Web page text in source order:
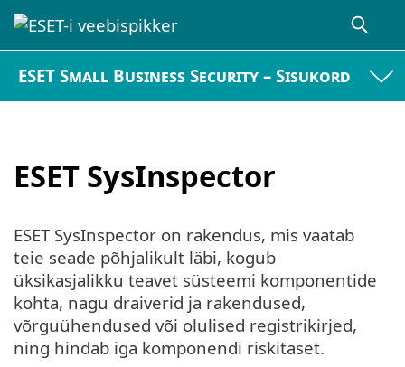
ESET Small Business Security – Sisukord
ESET SysInspector
ESET SysInspector on rakendus, mis vaatab
teie seade põhjalikult läbi, kogub
üksikasjalikku teavet süsteemi komponentide
kohta, nagu draiverid ja rakendused,
võrguühendused või olulised registrikirjed,
ning hindab iga komponendi riskitaset.